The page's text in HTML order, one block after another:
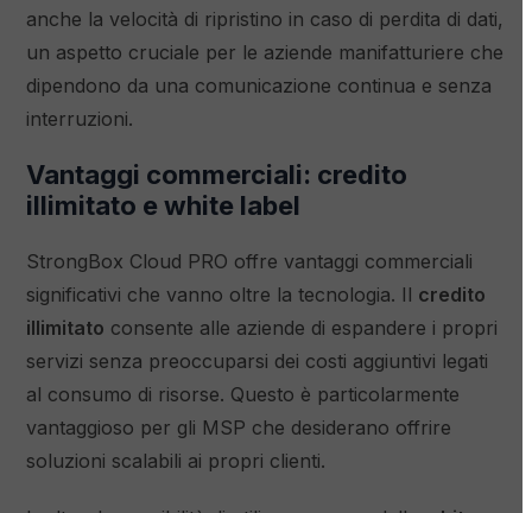
anche la velocità di ripristino in caso di perdita di dati,
un aspetto cruciale per le aziende manifatturiere che
dipendono da una comunicazione continua e senza
interruzioni.
Vantaggi commerciali: credito
illimitato e white label
StrongBox Cloud PRO offre vantaggi commerciali
significativi che vanno oltre la tecnologia. Il credito
illimitato consente alle aziende di espandere i propri
servizi senza preoccuparsi dei costi aggiuntivi legati
al consumo di risorse. Questo è particolarmente
vantaggioso per gli MSP che desiderano offrire
soluzioni scalabili ai propri clienti.